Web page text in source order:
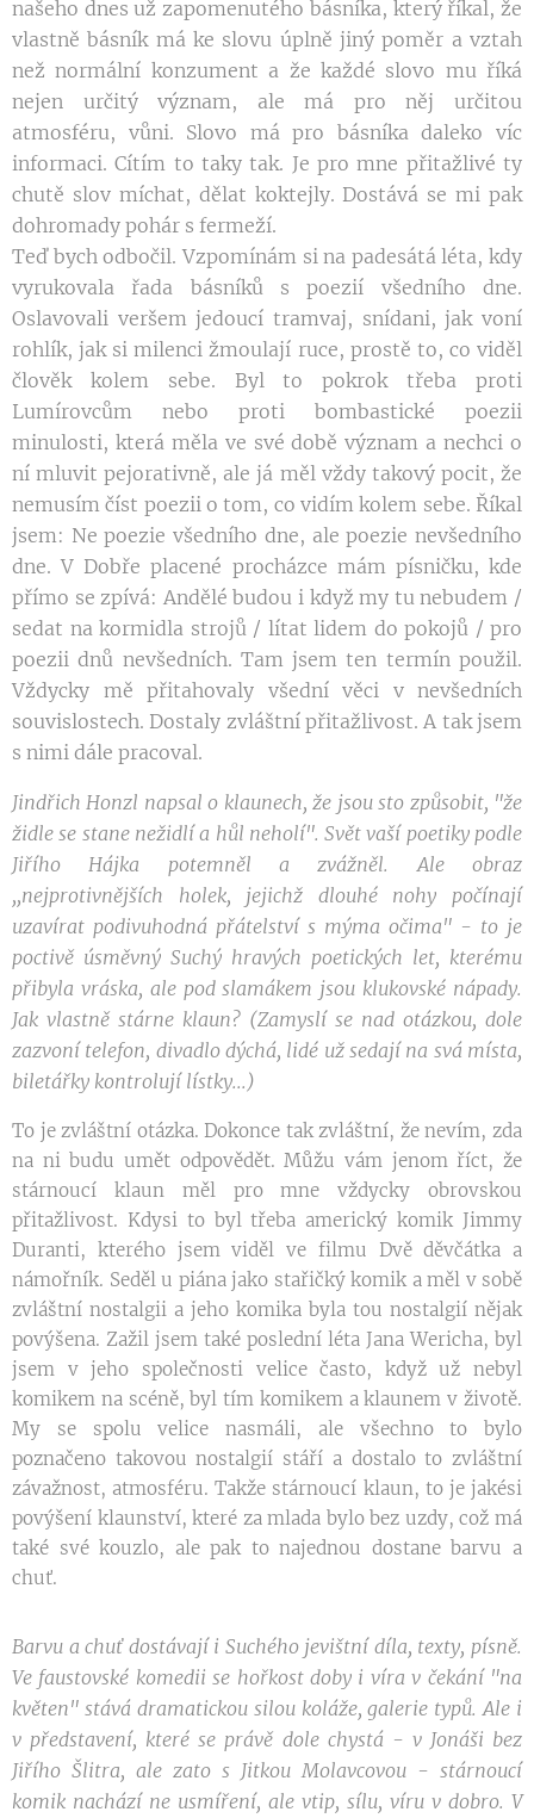
našeho dnes už zapomenutého básníka, který říkal, že
vlastně básník má ke slovu úplně jiný poměr a vztah
než normální konzument a že každé slovo mu říká
nejen určitý význam, ale má pro něj určitou
atmosféru, vůni. Slovo má pro básníka daleko víc
informaci. Cítím to taky tak. Je pro mne přitažlivé ty
chutě slov míchat, dělat koktejly. Dostává se mi pak
dohromady pohár s fermeží.
Teď bych odbočil. Vzpomínám si na padesátá léta, kdy
vyrukovala řada básníků s poezií všedního dne.
Oslavovali veršem jedoucí tramvaj, snídani, jak voní
rohlík, jak si milenci žmoulají ruce, prostě to, co viděl
člověk kolem sebe. Byl to pokrok třeba proti
Lumírovcům nebo proti bombastické poezii
minulosti, která měla ve své době význam a nechci o
ní mluvit pejorativně, ale já měl vždy takový pocit, že
nemusím číst poezii o tom, co vidím kolem sebe. Říkal
jsem: Ne poezie všedního dne, ale poezie nevšedního
dne. V Dobře placené procházce mám písničku, kde
přímo se zpívá: Andělé budou i když my tu nebudem /
sedat na kormidla strojů / lítat lidem do pokojů / pro
poezii dnů nevšedních. Tam jsem ten termín použil.
Vždycky mě přitahovaly všední věci v nevšedních
souvislostech. Dostaly zvláštní přitažlivost. A tak jsem
s nimi dále pracoval.
Jindřich Honzl napsal o klaunech, že jsou sto způsobit, "že
židle se stane nežidlí a hůl neholí". Svět vaší poetiky podle
Jiřího Hájka potemněl a zvážněl. Ale obraz
,,nejprotivnějších holek, jejichž dlouhé nohy počínají
uzavírat podivuhodná přátelství s mýma očima" - to je
poctivě úsměvný Suchý hravých poetických let, kterému
přibyla vráska, ale pod slamákem jsou klukovské nápady.
Jak vlastně stárne klaun? (Zamyslí se nad otázkou, dole
zazvoní telefon, divadlo dýchá, lidé už sedají na svá místa,
biletářky kontrolují lístky...)
To je zvláštní otázka. Dokonce tak zvláštní, že nevím, zda
na ni budu umět odpovědět. Můžu vám jenom říct, že
stárnoucí klaun měl pro mne vždycky obrovskou
přitažlivost. Kdysi to byl třeba americký komik Jimmy
Duranti, kterého jsem viděl ve filmu Dvě děvčátka a
námořník. Seděl u piána jako stařičký komik a měl v sobě
zvláštní nostalgii a jeho komika byla tou nostalgií nějak
povýšena. Zažil jsem také poslední léta Jana Wericha, byl
jsem v jeho společnosti velice často, když už nebyl
komikem na scéně, byl tím komikem a klaunem v životě.
My se spolu velice nasmáli, ale všechno to bylo
poznačeno takovou nostalgií stáří a dostalo to zvláštní
závažnost, atmosféru. Takže stárnoucí klaun, to je jakési
povýšení klaunství, které za mlada bylo bez uzdy, což má
také své kouzlo, ale pak to najednou dostane barvu a
chuť.
Barvu a chuť dostávají i Suchého jevištní díla, texty, písně.
Ve faustovské komedii se hořkost doby i víra v čekání "na
květen" stává dramatickou silou koláže, galerie typů. Ale i
v představení, které se právě dole chystá - v Jonáši bez
Jiřího Šlitra, ale zato s Jitkou Molavcovou - stárnoucí
komik nachází ne usmíření, ale vtip, sílu, víru v dobro. V